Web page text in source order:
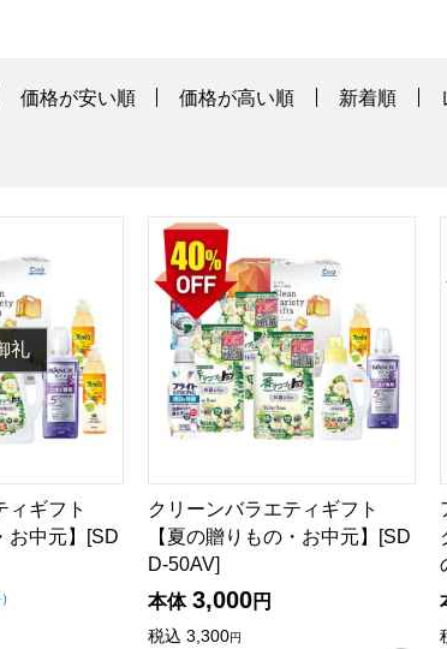
価格が安い順 価格が高い順 新着順
[SDD-30AV]
ィギフト【夏の贈りもの・お中元】[SDD-40AV]
礼
ィギフト
お中元】[SD
点満点中）
評価
）
クリーンバラエティギフト【夏の
クリーンバラエティギフト
【夏の贈りもの・お中元】[SD
D-50AV]
本体 3,000円
税込 3,300円